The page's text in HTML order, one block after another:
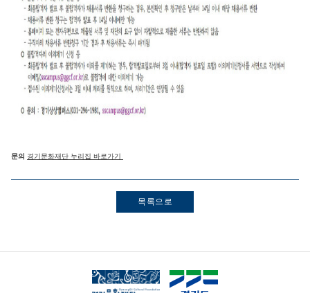
문의 경기문화재단 누리집 바로가기
목록으로